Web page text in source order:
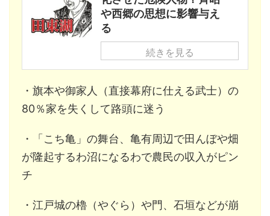
や西郷の思想に影響与え
る
続きを見る
・旗本や御家人（直接幕府に仕える武士）の
80％家を失くして路頭に迷う
・「こち亀」の舞台、亀有周辺で田んぼや畑
が隆起するわ沼になるわで農民の収入がピン
チ
・江戸城の櫓（やぐら）や門、石垣などが崩